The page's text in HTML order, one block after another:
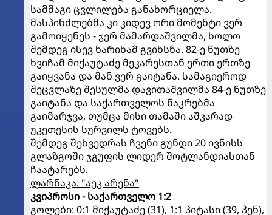
სამმაგი ცვლილება განახორციელა.
მასპინძლებმა კი კიდევ ორი მომენტი ვერ
გამოიყენეს - ჯერ მამარდაშვილმა, ხოლო
შემდეგ ისევ ხარიხამ გვიხსნა. 82-ე წუთზე
ხვიჩამ მიქაუტაძე მეკარესთან ერთი ერთზე
გაიყვანა და მან ვერ გაიტანა. სამაგიეროდ
შეცვლაზე შესულმა დავითაშვილმა 84-ე წუთზე
გაიტანა და საქართველოს ნაკრებმა
გაიმარჯვა, თუმცა მისი თამაში აშკარად
უკეთესის სურვილს ტოვებს.
შემდეგ შეხვედრას ჩვენი გუნდი 20 ივნისს
გლაზგოში ჯგუფის ლიდერ შოტლანდიასთან
ჩაატარებს.
ლარნაკა. "აეკ არენა"
კვიპროსი - საქართველო 1:2
გოლები: 0:1 მიქაუტაძე (31), 1:1 პიტასი (39, პენ),